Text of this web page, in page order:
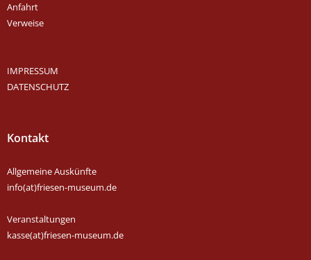
Anfahrt
Verweise
IMPRESSUM
DATENSCHUTZ
Kontakt
Allgemeine Auskünfte
info(at)friesen-museum.de
Veranstaltungen
kasse(at)friesen-museum.de